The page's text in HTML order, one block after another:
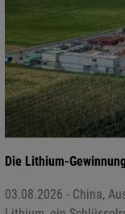
Die Lithium-
03.08.2026 - China,